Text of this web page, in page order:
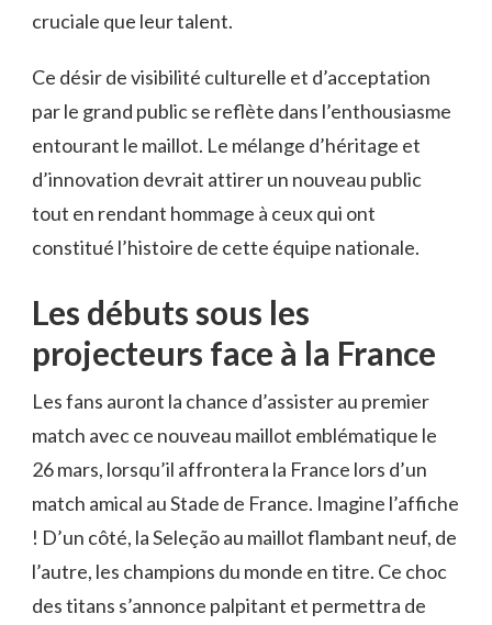
cruciale que leur talent.
Ce désir de visibilité culturelle et d’acceptation
par le grand public se reflète dans l’enthousiasme
entourant le maillot. Le mélange d’héritage et
d’innovation devrait attirer un nouveau public
tout en rendant hommage à ceux qui ont
constitué l’histoire de cette équipe nationale.
Les débuts sous les
projecteurs face à la France
Les fans auront la chance d’assister au premier
match avec ce nouveau maillot emblématique le
26 mars, lorsqu’il affrontera la France lors d’un
match amical au Stade de France. Imagine l’affiche
! D’un côté, la Seleção au maillot flambant neuf, de
l’autre, les champions du monde en titre. Ce choc
des titans s’annonce palpitant et permettra de